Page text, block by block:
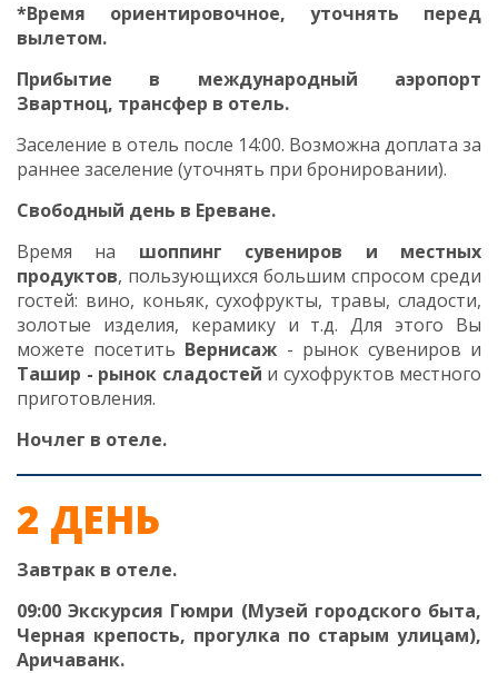
*Время ориентировочное, уточнять перед
вылетом.
Прибытие в международный аэропорт
Звартноц, трансфер в отель.
Заселение в отель после 14:00. Возможна доплата за
раннее заселение (уточнять при бронировании).
Свободный день в Ереване.
Время на шоппинг сувениров и местных
продуктов, пользующихся большим спросом среди
гостей: вино, коньяк, сухофрукты, травы, сладости,
золотые изделия, керамику и т.д. Для этого Вы
можете посетить Вернисаж - рынок сувениров и
Ташир - рынок сладостей и сухофруктов местного
приготовления.
Ночлег в отеле.
2 ДЕНЬ
Завтрак в отеле.
09:00 Экскурсия Гюмри (Музей городского быта,
Черная крепость, прогулка по старым улицам),
Аричаванк.